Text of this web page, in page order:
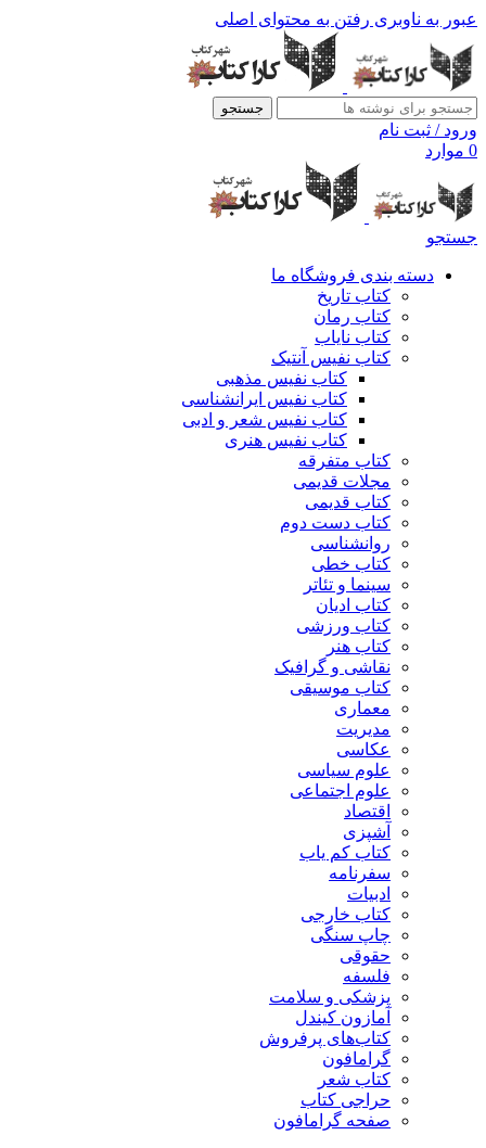
عبور به ناوبری رفتن به محتوای اصلی
جستجو
ورود / ثبت نام
0 موارد
جستجو
دسته بندی فروشگاه ما
کتاب تاریخ
کتاب رمان
کتاب نایاب
کتاب نفیس آنتیک
کتاب نفیس مذهبی
کتاب نفیس ایرانشناسی
کتاب نفیس شعر و ادبی
کتاب نفیس هنری
کتاب متفرقه
مجلات قدیمی
کتاب قدیمی
کتاب دست دوم
روانشناسی
کتاب خطی
سینما و تئاتر
کتاب ادیان
کتاب ورزشی
کتاب هنر
نقاشی و گرافیک
کتاب موسیقی
معماری
مدیریت
عکاسی
علوم سیاسی
علوم اجتماعی
اقتصاد
آشپزی
کتاب کم یاب
سفرنامه
ادبیات
کتاب خارجی
چاپ سنگی
حقوقی
فلسفه
پزشکی و سلامت
آمازون کیندل
کتاب‌های پرفروش
گرامافون
کتاب شعر
حراجی کتاب
صفحه گرامافون